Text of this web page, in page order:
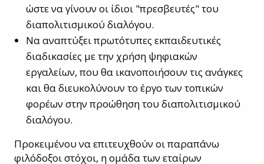
ώστε να γίνουν οι ίδιοι "πρεσβευτές" του
διαπολιτισμικού διαλόγου.
Να αναπτύξει πρωτότυπες εκπαιδευτικές
διαδικασίες με την χρήση ψηφιακών
εργαλείων, που θα ικανοποιήσουν τις ανάγκες
και θα διευκολύνουν το έργο των τοπικών
φορέων στην προώθηση του διαπολιτισμικού
διαλόγου.
Προκειμένου να επιτευχθούν οι παραπάνω
φιλόδοξοι στόχοι, η ομάδα των εταίρων